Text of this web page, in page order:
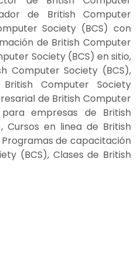
de British Computer
Society (BCS) con
de British Computer
Society (BCS) en sitio,
Computer Society (BCS),
Computer Society
de British Computer
empresas de British
Cursos en linea de British
de capacitación
(BCS), Clases de British